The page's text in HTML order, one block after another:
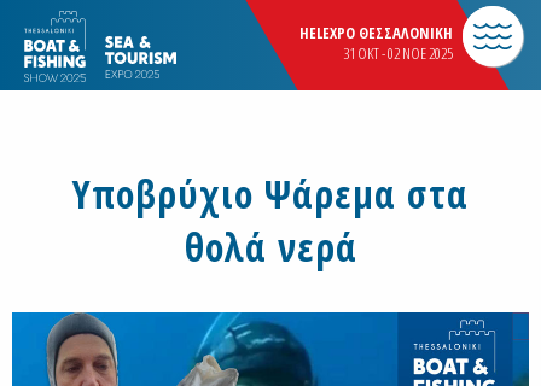
HELEXPO ΘΕΣΣΑΛΟΝΙΚΗ
31 OKT - 02 NOE 2025
Υποβρύχιο Ψάρεμα στα
θολά νερά